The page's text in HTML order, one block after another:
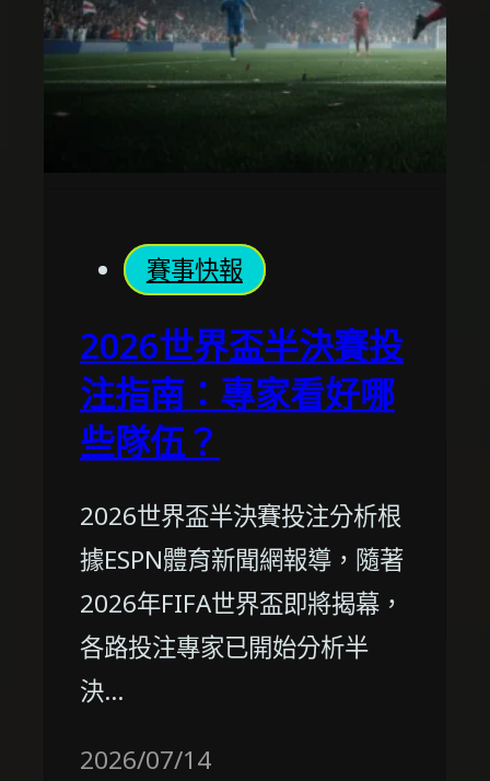
賽事快報
2026世界盃半決賽投
注指南：專家看好哪
些隊伍？
2026世界盃半決賽投注分析根
據ESPN體育新聞網報導，隨著
2026年FIFA世界盃即將揭幕，
各路投注專家已開始分析半
決…
2026/07/14